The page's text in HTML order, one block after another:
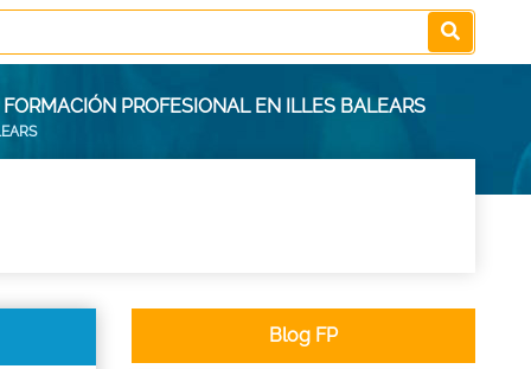
PROFESIONAL EN ILLES BALEARS
Blog FP